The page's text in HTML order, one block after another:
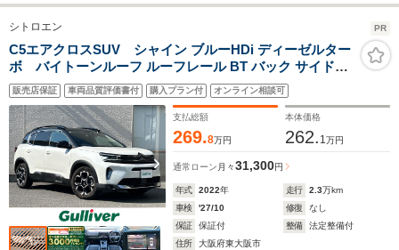
シトロエン PR
C5エアクロスSUV シャイン ブルーHDi ディーゼルター
ボ バイトーンルーフ ルーフレール BT バック サイドカ
メラ ETC パワーバックドア ハーフレザーシート スマー
トキー2個 衝突軽減ブレーキ レーダークルーズコントロ
ール ブラインドスポットモニタ LEDオートライト 禁煙
販売店保証 車両品質評価書付 購入プラン付 オンライン相談可
支払総額
269.8万円
本体価格
262. 1万円
通常ローン 月々31,300円
年式 2022年 走行 2.3万km
車検
'27/10 修復
なし
保証
保証付 整備
法定整備付
住所
大阪府東大阪市